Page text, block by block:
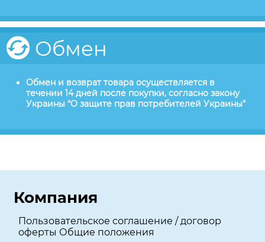
Обмен
Обмен и возврат товара осуществляется в
течении 14 дней после покупки, согласно закону
Украины “О защите прав потребителей Украины”
Компания
Пользовательское соглашение / договор
оферты Общие положения